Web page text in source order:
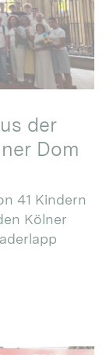
der
Dom
41 Kindern
Kölner